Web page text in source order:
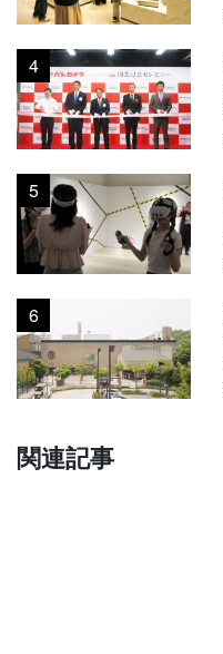
4
5
6
関連記事